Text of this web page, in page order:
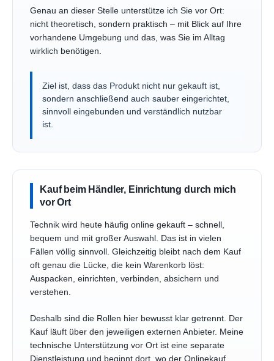
Genau an dieser Stelle unterstütze ich Sie vor Ort:
nicht theoretisch, sondern praktisch – mit Blick auf Ihre
vorhandene Umgebung und das, was Sie im Alltag
wirklich benötigen.
Ziel ist, dass das Produkt nicht nur gekauft ist,
sondern anschließend auch sauber eingerichtet,
sinnvoll eingebunden und verständlich nutzbar
ist.
Kauf beim Händler, Einrichtung durch mich
vor Ort
Technik wird heute häufig online gekauft – schnell,
bequem und mit großer Auswahl. Das ist in vielen
Fällen völlig sinnvoll. Gleichzeitig bleibt nach dem Kauf
oft genau die Lücke, die kein Warenkorb löst:
Auspacken, einrichten, verbinden, absichern und
verstehen.
Deshalb sind die Rollen hier bewusst klar getrennt. Der
Kauf läuft über den jeweiligen externen Anbieter. Meine
technische Unterstützung vor Ort ist eine separate
Dienstleistung und beginnt dort, wo der Onlinekauf